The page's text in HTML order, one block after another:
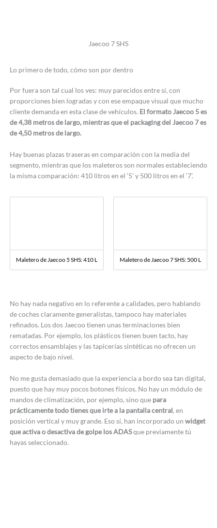
Jaecoo 7 SHS
Lo primero de todo, cómo son por dentro
Por fuera son tal cual los ves: muy parecidos entre sí, con
proporciones bien logradas y con ese empaque visual que mucho
cliente demanda en esta clase de vehículos. El formato Jaecoo 5 es
de 4,38 metros de largo, mientras que el packaging del Jaecoo 7 es
de 4,50 metros de largo.
Hay buenas plazas traseras en comparación con la media del
segmento, mientras que los maleteros son normales estableciendo
la misma comparación: 410 litros en el ‘5’ y 500 litros en el ‘7’.
Maletero de Jaecoo 5 SHS: 410 L Maletero de Jaecoo 7 SHS: 500 L
No hay nada negativo en lo referente a calidades, pero hablando
de coches claramente generalistas, tampoco hay materiales
refinados. Los dos Jaecoo tienen unas terminaciones bien
rematadas. Por ejemplo, los plásticos tienen buen tacto, hay
correctos ensamblajes y las tapicerías sintéticas no ofrecen un
aspecto de bajo nivel.
No me gusta demasiado que la experiencia a bordo sea tan digital,
puesto que hay muy pocos botones físicos. No hay un módulo de
mandos de climatización, por ejemplo, sino que para
prácticamente todo tienes que irte a la pantalla central, en
posición vertical y muy grande. Eso sí, han incorporado un widget
que activa o desactiva de golpe los ADASque previamente tú
hayas seleccionado.